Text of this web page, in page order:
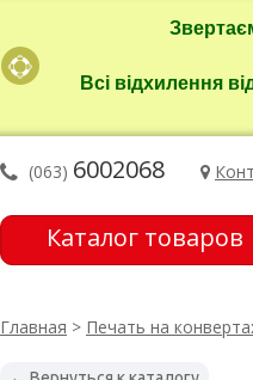
Всі відхилення
(063) 6002068
Каталог товаров
Главная > Печать на